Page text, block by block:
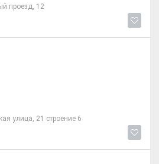
проезд, 12
улица, 21 строение 6